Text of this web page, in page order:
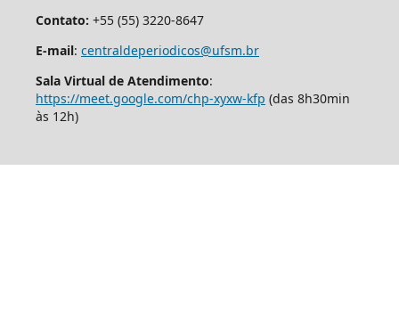
Contato: +55 (55) 3220-8647
E-mail: centraldeperiodicos@ufsm.br
Sala Virtual de Atendimento:
https://meet.google.com/chp-xyxw-kfp (das 8h30min
às 12h)